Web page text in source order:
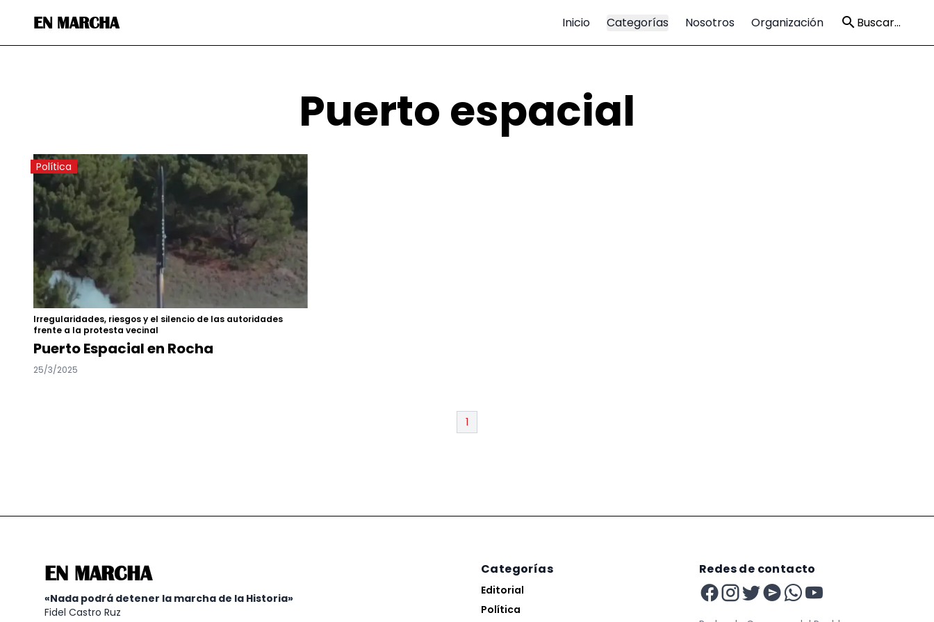
EN MARCHA Inicio Categorías Nosotros Organización Buscar...
Puerto espacial
Política
Irregularidades, riesgos y el silencio de las autoridades
frente a la protesta vecinal
Puerto Espacial en Rocha
25/3/2025
1
EN MARCHA
«Nada podrá detener la marcha de la Historia»
Fidel Castro Ruz
Categorías
Editorial
Política
Redes de contacto